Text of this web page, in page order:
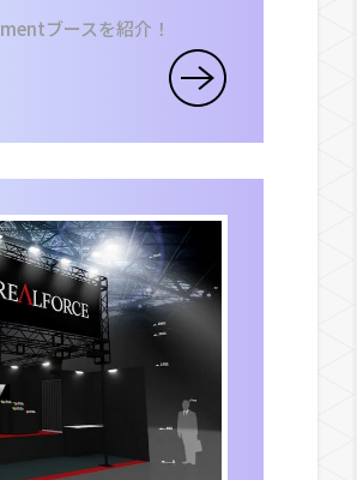
ブースを紹介！